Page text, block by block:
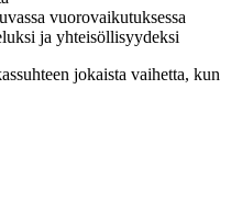
vuorovaikutuksessa
ja yhteisöllisyydeksi
jokaista vaihetta, kun